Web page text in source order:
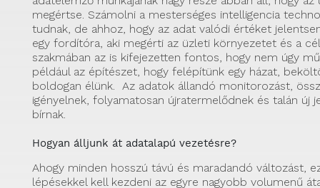
megértse. Számolni a mesterséges intelligencia
tudnak, de ahhoz, hogy az adat valódi értéket
egy fordítóra, aki megérti az üzleti környezetet és a
szakmában az is kifejezetten fontos, hogy nem úgy
például az építészet, hogy felépítünk egy házat,
boldogan élünk. Az adatok állandó monitorozást,
igényelnek, folyamatosan újratermelődnek és talán új
bírnak.
Hogyan álljunk át adatalapú vezetésre?
Ahogy minden hosszú távú és maradandó változást,
lépésekkel kell kezdeni az egyre nagyobb volumenű